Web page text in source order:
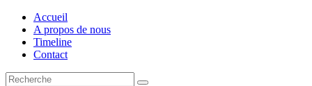
Accueil
A propos de nous
Timeline
Contact